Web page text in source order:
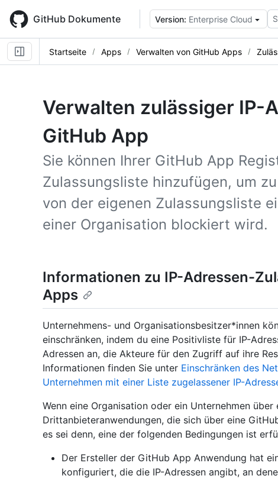
main
content
GitHub Dokumente Version: Enterprise Cloud
Startseite Apps Verwalten von GitHub Apps
Verwalten zulässiger IP-
GitHub App
Sie können Ihrer GitHub App
Zulassungsliste hinzufügen, um
von der eigenen Zulassungsliste
einer Organisation blockiert wird.
Informationen zu IP-Adressen-
Apps
Unternehmens- und Organisationsbesitzer*innen
einschränken, indem du eine Positivliste für IP-
Adressen an, die Akteure für den Zugriff auf ihre
Informationen finden Sie unter Einschränken des
Unternehmen mit einer Liste zugelassener IP-
Wenn eine Organisation oder ein Unternehmen
Drittanbieteranwendungen, die sich über eine
es sei denn, eine der folgenden Bedingungen ist
Der Ersteller der GitHub App Anwendung hat
konfiguriert, die die IP-Adressen angibt, an